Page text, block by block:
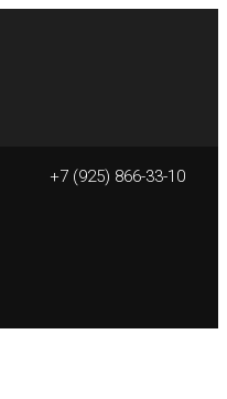
+7 (925) 866-33-10